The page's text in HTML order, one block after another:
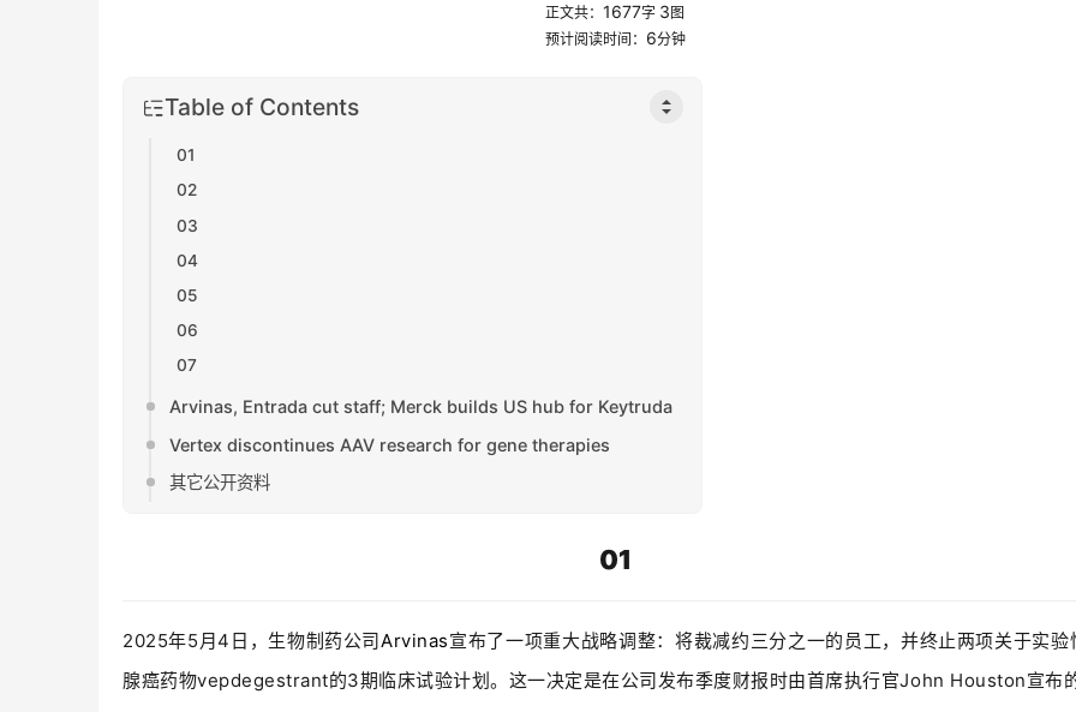
正文共： 1677字 3图
预计阅读时间： 6分钟
Table of Contents
01
02
03
04
05
06
07
Arvinas, Entrada cut staff; Merck builds US hub for Keytruda
Vertex discontinues AAV research for gene therapies
其它公开资料
01
2025年5月4日，生物制药公司Arvinas宣布了一项重大战略调整：将裁减约三分之一的员工，并终止两项关于实验
腺癌药物vepdegestrant的3期临床试验计划。这一决定是在公司发布季度财报时由首席执行官John Houston宣布的